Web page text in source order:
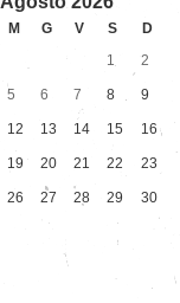
M G V S
D
1
2
5 6 7 8 9
12 13 14 15 16
19 20 21 22 23
26 27 28 29 30